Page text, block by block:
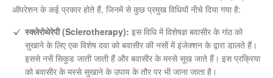
ऑपरेशन के कई प्रकार होते हैं, जिनमें से कुछ प्रमुख विधियों नीचे दिया गया है:
स्क्लेरोथेरेपी (Sclerotherapy): इस विधि में विशेषज्ञ बवासीर के गांठ को
सुखाने के लिए एक विशेष दवा को बवासीर की नसों में इंजेक्शन के द्वारा डालते हैं।
इससे नसें सिकुड जाती जाती हैं और बवासीर के मस्से सूख जाते हैं। इस प्रक्रिया
को बवासीर के मस्से सुखाने के उपाय के तौर पर भी जाना जाता है।